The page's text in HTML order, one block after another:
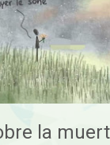
la